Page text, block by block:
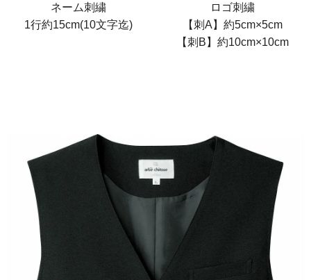
ネーム刺繍
1行約15cm(10文字迄)
ロゴ刺繍
【刺A】約5cm×5cm
【刺B】約10cm×10cm